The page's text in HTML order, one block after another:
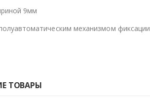
9мм
механизмом фиксации
ТОВАРЫ